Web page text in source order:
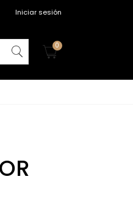
Iniciar sesión
0